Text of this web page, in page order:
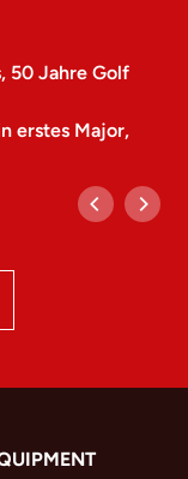
50 Jahre Golf
erstes Major,